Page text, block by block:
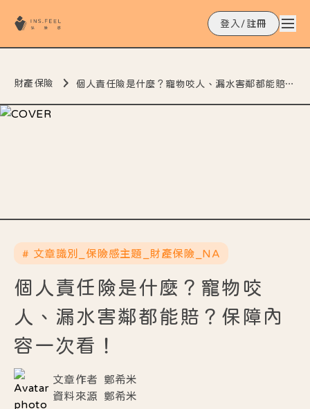
登入/註冊
財產保險 個人責任險是什麼？寵物咬人、漏水害鄰都能賠？保障內容一次看！
# 文章識別_保險感主題_財產保險_NA
個人責任險是什麼？寵物咬
人、漏水害鄰都能賠？保障內
容一次看！
文章作者
鄭希米
資料來源
鄭希米